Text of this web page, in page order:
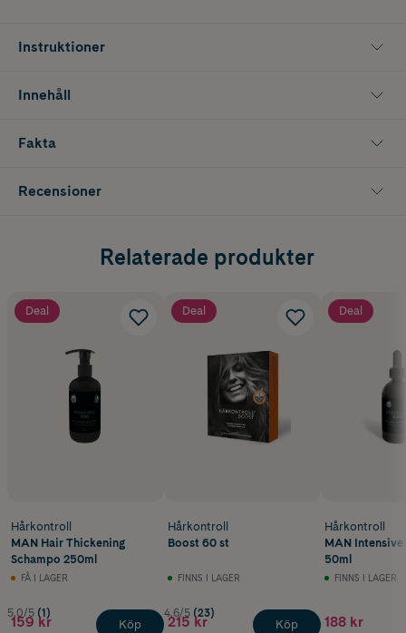
Instruktioner
Innehåll
Fakta
Recensioner
Relaterade produkter
Deal
Hårkontroll
MAN Hair Thickening
Schampo 250ml
FÅ I LAGER
5.0/5 (1)
159 kr Köp
Deal
Hårkontroll
Boost 60 st
FINNS I LAGER
4.6/5 (23)
215 kr Köp
Deal
Hårkontroll
MAN Intensive
50ml
FINNS I LAGER
188 kr